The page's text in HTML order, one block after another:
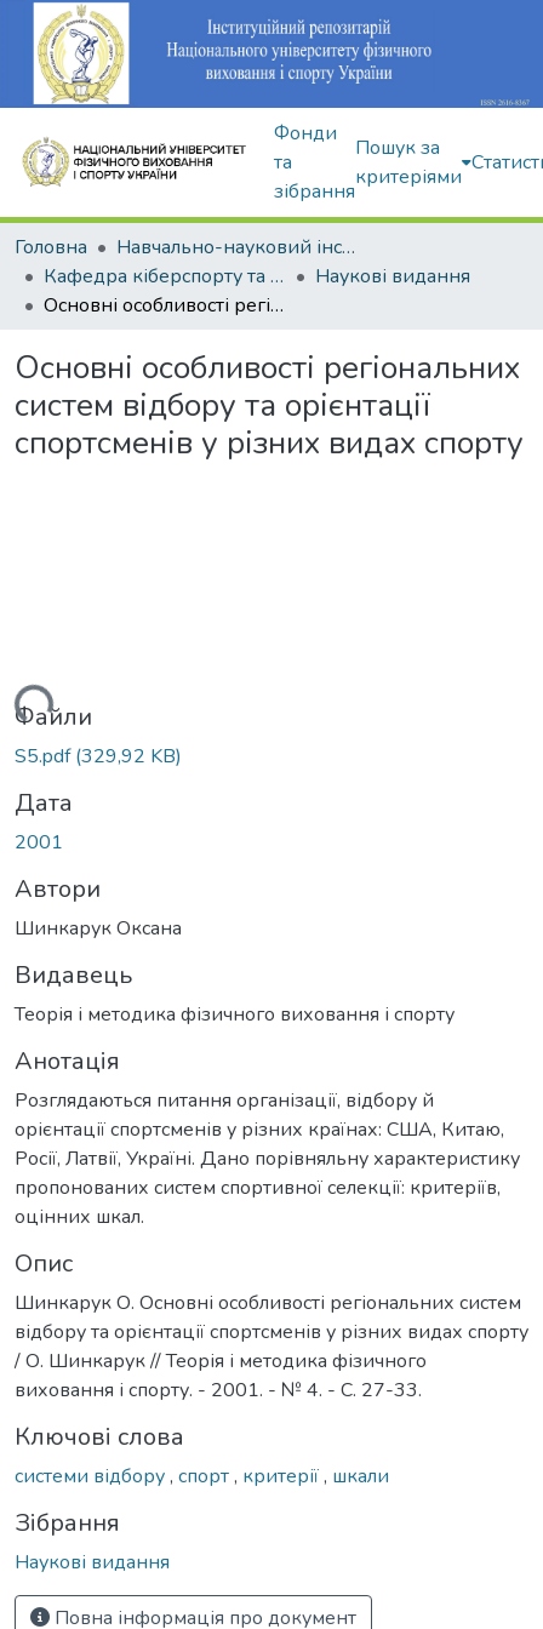
Фонди
та
зібрання
Пошук за
критеріями
Головна
Навчально-науковий інститут здоров'я, реабілітації та фізичного виховання
Кафедра кіберспорту та інформаційних технологій
Наукові видання
Основні особливості регіональних систем відбору та орієнтації спортсменів у різних видах спорту
Основні особливості регіональних
систем відбору та орієнтації
спортсменів у різних видах спорту
Файли
S5.pdf(329,92 KB)
Дата
2001
Автори
Шинкарук Оксана
Видавець
Теорія і методика фізичного виховання і спорту
Анотація
Розглядаються питання організації, відбору й
орієнтації спортсменів у різних країнах: США, Китаю,
Росії, Латвії, Україні. Дано порівняльну характеристику
пропонованих систем спортивної селекції: критеріїв,
оцінних шкал.
Опис
Шинкарук О. Основні особливості регіональних систем
відбору та орієнтації спортсменів у різних видах спорту
/ О. Шинкарук // Теорія і методика фізичного
виховання і спорту. - 2001. - № 4. - С. 27-33.
Ключові слова
системи відбору, спорт, критерії, шкали
Зібрання
Наукові видання
Повна інформація про документ